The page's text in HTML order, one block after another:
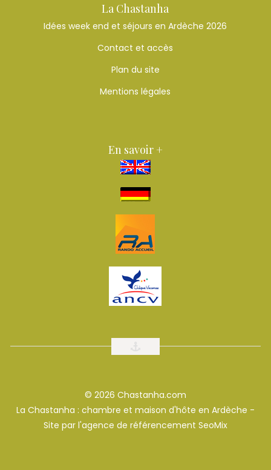
La Chastanha
Idées week end et séjours en Ardèche 2026
Contact et accès
Plan du site
Mentions légales
En savoir +
© 2026 Chastanha.com
La Chastanha : chambre et maison d'hôte en Ardèche -
Site par l'agence de référencement SeoMix